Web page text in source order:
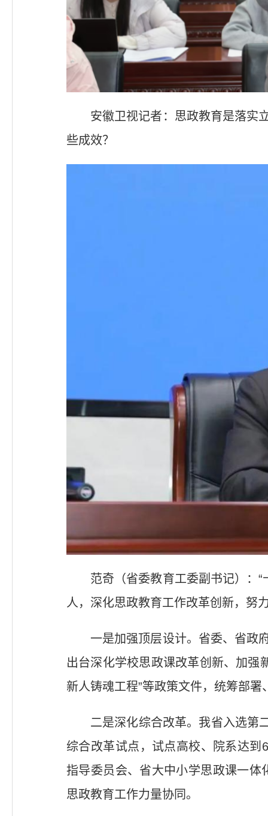
安徽卫视记者：思政教育是落实
些成效？
范奇（省委教育工委副书记）：
人，深化思政教育工作改革创新，努
一是加强顶层设计。省委、省政
出台深化学校思政课改革创新、加强
新人铸魂工程”等政策文件，统筹部
二是深化综合改革。我省入选第
综合改革试点，试点高校、院系达
指导委员会、省大中小学思政课一
思政教育工作力量协同。